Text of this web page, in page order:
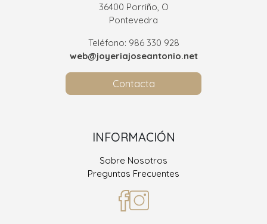
36400 Porriño, O
Pontevedra
Teléfono: 986 330 928
web@joyeriajoseantonio.net
Contacta
INFORMACIÓN
Sobre Nosotros
Preguntas Frecuentes